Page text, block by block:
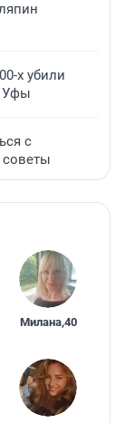
х убили
Уфы
с
Милана,40